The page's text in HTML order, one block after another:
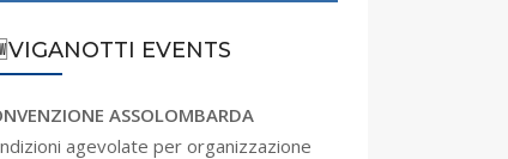
EVENTS
ASSOLOMBARDA
agevolate per organizzazione